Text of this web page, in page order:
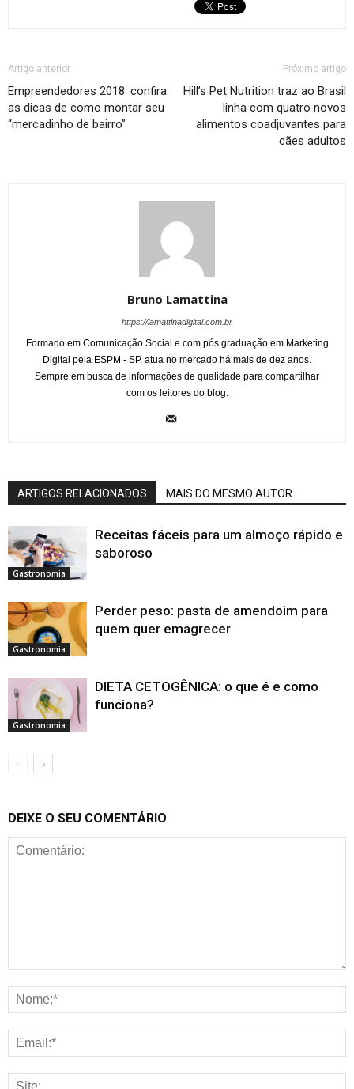
Artigo anterior
Empreendedores 2018: confira
as dicas de como montar seu
“mercadinho de bairro”
Próximo artigo
Hill’s Pet Nutrition traz ao Brasil
linha com quatro novos
alimentos coadjuvantes para
cães adultos
Bruno Lamattina
https://lamattinadigital.com.br
Formado em Comunicação Social e com pós graduação em Marketing
Digital pela ESPM - SP, atua no mercado há mais de dez anos.
Sempre em busca de informações de qualidade para compartilhar
com os leitores do blog.
ARTIGOS RELACIONADOS MAIS DO MESMO AUTOR
Gastronomia
Receitas fáceis para um almoço rápido e
saboroso
Gastronomia
Perder peso: pasta de amendoim para
quem quer emagrecer
Gastronomia
DIETA CETOGÊNICA: o que é e como
funciona?
DEIXE O SEU COMENTÁRIO